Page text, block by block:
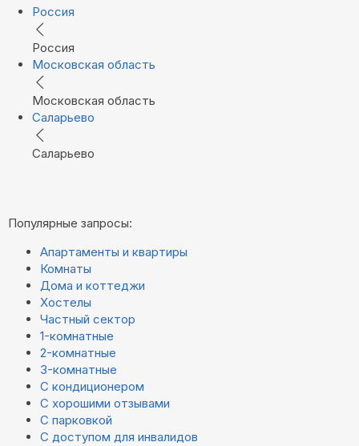
Россия
Россия
Московская область
Московская область
Саларьево
Саларьево
Популярные запросы:
Апартаменты и квартиры
Комнаты
Дома и коттеджи
Хостелы
Частный сектор
1-комнатные
2-комнатные
3-комнатные
С кондиционером
С хорошими отзывами
С парковкой
С доступом для инвалидов